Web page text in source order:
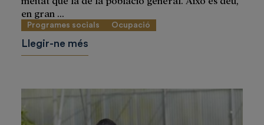
en gran ...
Programes socials Ocupació
Llegir-ne més